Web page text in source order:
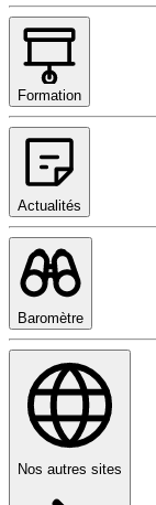
Formation
Actualités
Baromètre
Nos autres sites